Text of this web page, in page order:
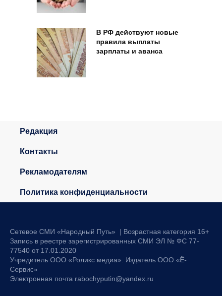
В РФ действуют новые
правила выплаты
зарплаты и аванса
Редакция
Контакты
Рекламодателям
Политика конфиденциальности
Сетевое СМИ «Народный Путь» | Возрастная категория 16+
Запись в реестре зарегистрированных СМИ ЭЛ № ФС 77-
77540 от 17.01.2020
Учредитель ООО «Роликс медиа». Издатель ООО «Ё-
Сервис»
Электронная почта rabochyputin@yandex.ru